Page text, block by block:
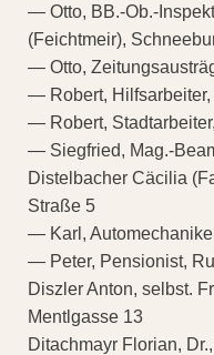
— Otto, BB.-Ob.-
(Feichtmeir),
— Otto,
— Robert,
— Robert,
— Siegfried, Mag.-
Distelbacher Cäcilia
Straße 5
— Karl,
— Peter, Pensionist,
Diszler Anton, selbst.
Mentlgasse 13
Ditachmayr Florian,